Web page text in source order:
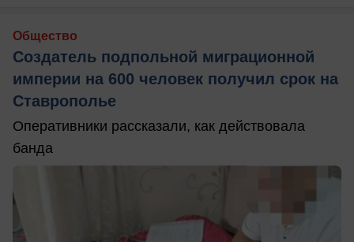
Общество
Создатель подпольной миграционной
империи на 600 человек получил срок на
Ставрополье
Оперативники рассказали, как действовала
банда